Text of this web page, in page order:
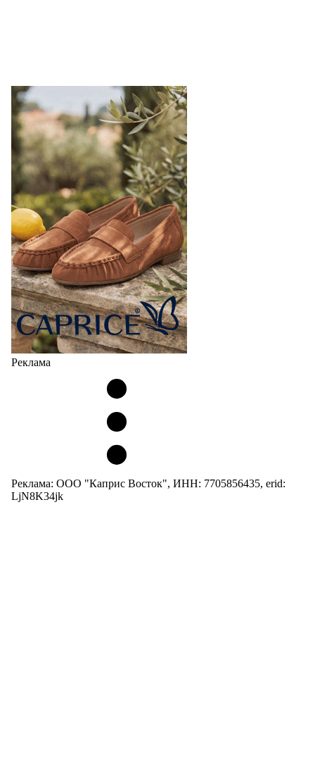
Реклама
Реклама: ООО "Каприс Восток", ИНН: 7705856435, erid:
LjN8K34jk